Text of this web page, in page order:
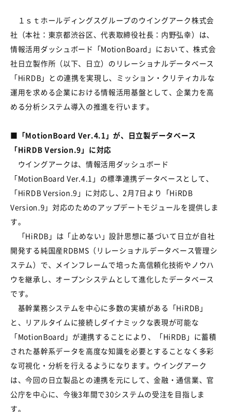
１ｓｔホールディングスグループのウイングアーク株式会
社（本社：東京都渋谷区、代表取締役社長：内野弘幸）は、
情報活用ダッシュボード「MotionBoard」において、株式会
社日立製作所（以下、日立）のリレーショナルデータベース
「HiRDB」との連携を実現し、ミッション・クリティカルな
運用を求める企業における情報活用基盤として、企業力を高
める分析システム導入の推進を行います。
■「MotionBoard Ver.4.1」が、日立製データベース
「HiRDB Version.9」に対応
ウイングアークは、情報活用ダッシュボード
「MotionBoard Ver.4.1」の標準連携データベースとして、
「HiRDB Version.9」に対応し、2月7日より「HiRDB
Version.9」対応のためのアップデートモジュールを提供しま
す。
「HiRDB」は「止めない」設計思想に基づいて日立が自社
開発する純国産RDBMS（リレーショナルデータベース管理シ
ステム）で、メインフレームで培った高信頼化技術やノウハ
ウを継承し、オープンシステムとして進化したデータベース
です。
基幹業務システムを中心に多数の実績がある「HiRDB」
と、リアルタイムに接続しダイナミックな表現が可能な
「MotionBoard」が連携することにより、「HiRDB」に蓄積
された基幹系データを高度な知識を必要とすることなく多彩
な可視化・分析を行えるようになります。ウイングアーク
は、今回の日立製品との連携を元にして、金融・通信業、官
公庁を中心に、今後3年間で30システムの受注を目指しま
す。